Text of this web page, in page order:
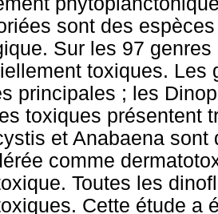
sont des
Sur les 97
toxiques. Les
principales ; les
toxiques présentent
et Anabaena
comme
Toutes les
Cette étude a